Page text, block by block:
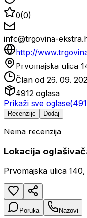
0(0)
info@trgovina-
http://
Prvomajska ulica
Član od 26. 09.
4912 oglasa
Prikaži sve oglase(
Recenzije Dodaj
Nema recenzija
Lokacija
Prvomajska ulica
Poruka Nazovi